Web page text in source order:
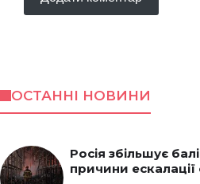
ОСТАННІ НОВИНИ
Росія збільшує
причини ескалації